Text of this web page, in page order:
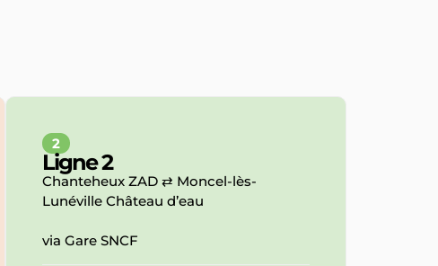
2
Ligne 2
Chanteheux ZAD ⇄ Moncel-lès-
Lunéville Château d’eau
via Gare SNCF